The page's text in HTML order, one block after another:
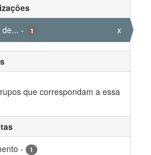
de... - 1 x
que correspondam a essa
- 1